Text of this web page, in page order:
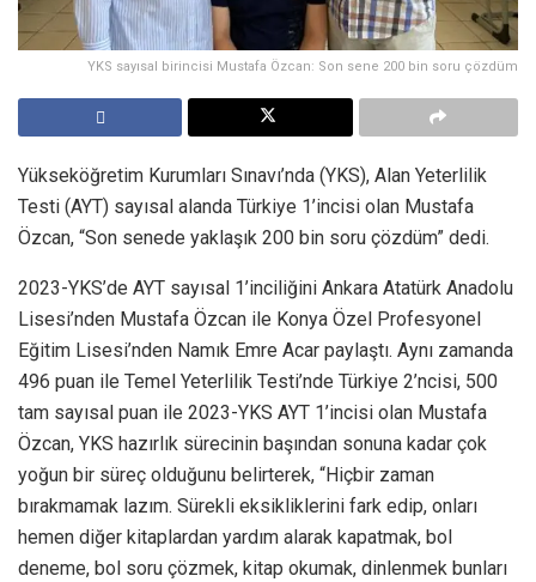
YKS sayısal birincisi Mustafa Özcan: Son sene 200 bin soru çözdüm
Yükseköğretim Kurumları Sınavı’nda (YKS), Alan Yeterlilik
Testi (AYT) sayısal alanda Türkiye 1’incisi olan Mustafa
Özcan, “Son senede yaklaşık 200 bin soru çözdüm” dedi.
2023-YKS’de AYT sayısal 1’inciliğini Ankara Atatürk Anadolu
Lisesi’nden Mustafa Özcan ile Konya Özel Profesyonel
Eğitim Lisesi’nden Namık Emre Acar paylaştı. Aynı zamanda
496 puan ile Temel Yeterlilik Testi’nde Türkiye 2’ncisi, 500
tam sayısal puan ile 2023-YKS AYT 1’incisi olan Mustafa
Özcan, YKS hazırlık sürecinin başından sonuna kadar çok
yoğun bir süreç olduğunu belirterek, “Hiçbir zaman
bırakmamak lazım. Sürekli eksikliklerini fark edip, onları
hemen diğer kitaplardan yardım alarak kapatmak, bol
deneme, bol soru çözmek, kitap okumak, dinlenmek bunları